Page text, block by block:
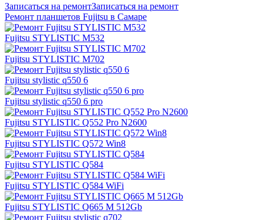
Записаться на ремонтЗаписаться на ремонт
Ремонт планшетов Fujitsu в Самаре
Fujitsu STYLISTIC M532
Fujitsu STYLISTIC M702
Fujitsu stylistic q550 6
Fujitsu stylistic q550 6 pro
Fujitsu STYLISTIC Q552 Pro N2600
Fujitsu STYLISTIC Q572 Win8
Fujitsu STYLISTIC Q584
Fujitsu STYLISTIC Q584 WiFi
Fujitsu STYLISTIC Q665 M 512Gb